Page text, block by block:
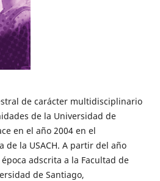
de carácter multidisciplinario
de la Universidad de
en el año 2004 en el
la USACH. A partir del año
adscrita a la Facultad de
de Santiago,